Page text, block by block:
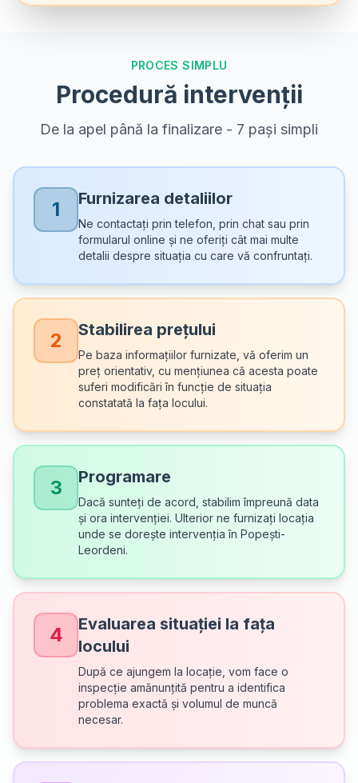
PROCES SIMPLU
Procedură intervenții
De la apel până la finalizare - 7 pași simpli
1 Furnizarea detaliilor
Ne contactați prin telefon, prin chat sau prin
formularul online și ne oferiți cât mai multe
detalii despre situația cu care vă confruntați.
2 Stabilirea prețului
Pe baza informațiilor furnizate, vă oferim un
preț orientativ, cu mențiunea că acesta poate
suferi modificări în funcție de situația
constatată la fața locului.
3 Programare
Dacă sunteți de acord, stabilim împreună data
și ora intervenției. Ulterior ne furnizați locația
unde se dorește intervenția în Popești-
Leordeni.
4
Evaluarea situației la fața
locului
După ce ajungem la locație, vom face o
inspecție amănunțită pentru a identifica
problema exactă și volumul de muncă
necesar.